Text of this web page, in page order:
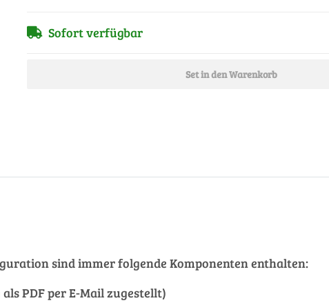
Sofort verfügbar
Set in den Warenkorb
sind immer folgende Komponenten enthalten:
PDF per E-Mail zugestellt)